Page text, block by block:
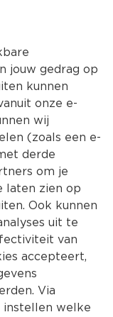
Kies jouw
jouw gedrag op
kunnen
onze e-
wij
(zoals een e-
derde
om je
laten zien op
Ook kunnen
uit te
van
accepteert,
Via
instellen welke